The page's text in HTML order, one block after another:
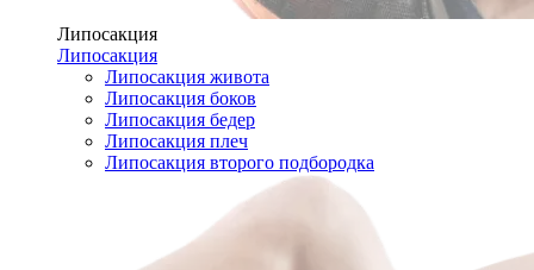
Липосакция
Липосакция
Липосакция живота
Липосакция боков
Липосакция бедер
Липосакция плеч
Липосакция второго подбородка